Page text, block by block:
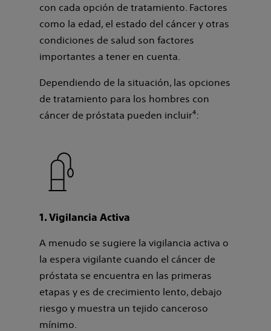
con cada opción de tratamiento. Factores
como la edad, el estado del cáncer y otras
condiciones de salud son factores
importantes a tener en cuenta.
Dependiendo de la situación, las opciones
de tratamiento para los hombres con
cáncer de próstata pueden incluir⁴:
1. Vigilancia Activa
A menudo se sugiere la vigilancia activa o
la espera vigilante cuando el cáncer de
próstata se encuentra en las primeras
etapas y es de crecimiento lento, debajo
riesgo y muestra un tejido canceroso
mínimo.